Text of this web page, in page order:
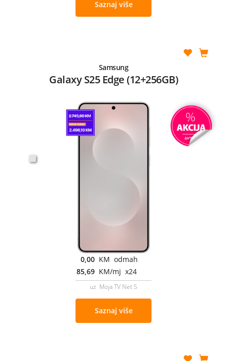
Saznaj više
Samsung
Galaxy S25 Edge (12+256GB)
0,00 KM odmah
85,69 KM/mj x24
uz Moja TV Net S
Saznaj više